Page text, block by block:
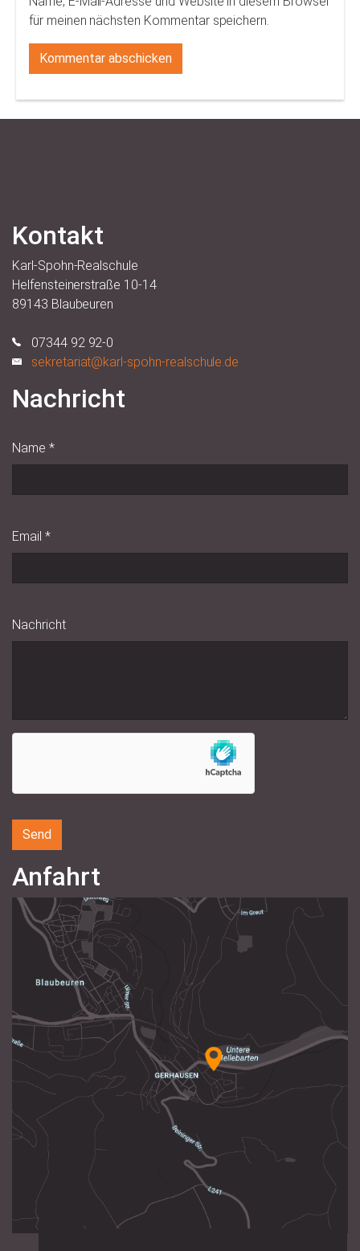
für meinen nächsten Kommentar speichern.
Kontakt
Karl-Spohn-Realschule
Helfensteinerstraße 10-14
89143 Blaubeuren
07344 92 92-0
sekretariat@karl-spohn-realschule.de
Nachricht
Name *
Email *
Nachricht
Anfahrt